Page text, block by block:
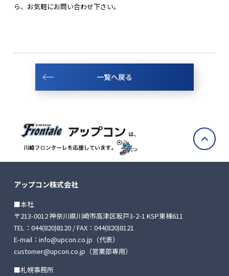
ら、お気軽にお問い合わせ下さい。
一覧へ戻る
アップコン株式会社
■本社
〒213-0012 神奈川県川崎市高津区坂戸3-2-1 KSP東棟611
TEL： 044(820)8120/ FAX：044(820)8121
E-mail： info@upcon.co.jp （代表）
customer@upcon.co.jp （営業部専用）
■札幌事務所